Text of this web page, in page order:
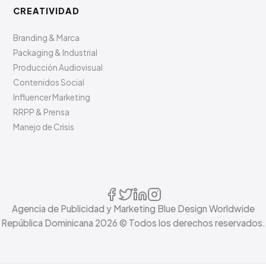
CREATIVIDAD
Branding & Marca
Packaging & Industrial
Producción Audiovisual
Contenidos Social
Influencer Marketing
RRPP & Prensa
Manejo de Crisis
Agencia de Publicidad y Marketing Blue Design Worldwide
República Dominicana 2026 © Todos los derechos reservados.